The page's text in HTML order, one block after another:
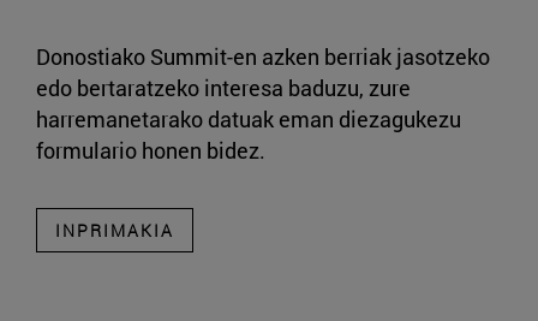
Donostiako Summit-en azken berriak jasotzeko
edo bertaratzeko interesa baduzu, zure
harremanetarako datuak eman diezagukezu
formulario honen bidez.
INPRIMAKIA